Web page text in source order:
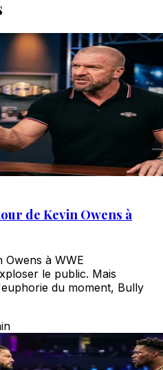
de Kevin Owens à
Owens à WWE
le public. Mais
du moment, Bully